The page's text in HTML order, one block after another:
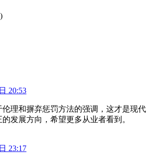
20:53
伦理和摒弃惩罚方法的强调，这才是现代
发展方向，希望更多从业者看到。
23:17